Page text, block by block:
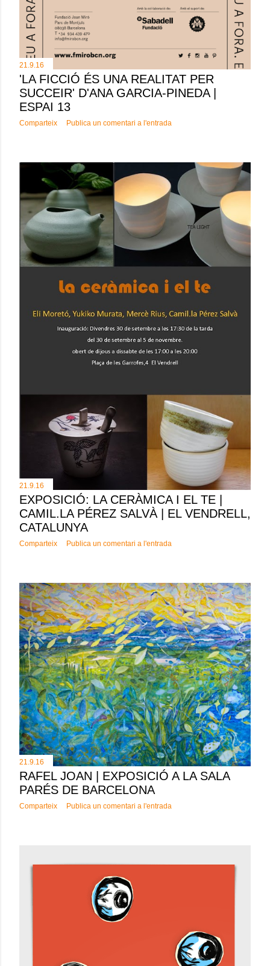
21.9.16
'LA FICCIÓ ÉS UNA REALITAT PER
SUCCEIR' D'ANA GARCIA-PINEDA |
ESPAI 13
Comparteix Publica un comentari a l'entrada
21.9.16
EXPOSICIÓ: LA CERÀMICA I EL TE |
CAMIL.LA PÉREZ SALVÀ | EL VENDRELL,
CATALUNYA
Comparteix Publica un comentari a l'entrada
21.9.16
RAFEL JOAN | EXPOSICIÓ A LA SALA
PARÉS DE BARCELONA
Comparteix Publica un comentari a l'entrada